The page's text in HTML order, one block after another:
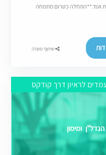
ועוד.**התחלה כטרום מתמחה
שיתוף משרה
לראיון דרך קודקס
ומימון